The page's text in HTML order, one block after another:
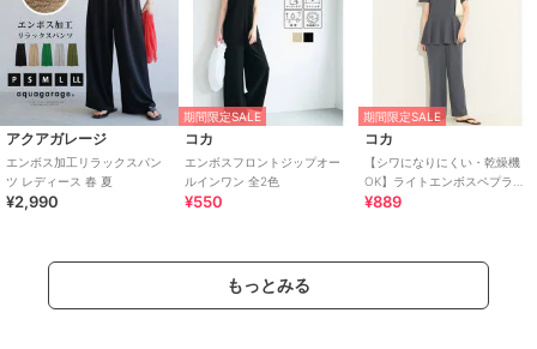
アクアガレージ
エンボス加工リラックスパン
ツ レディース 春 夏
¥2,990
期間限定SALE
コカ
エンボスフロントジップオー
ルインワン 全2色
¥550
期間限定SALE
コカ
【シワになりにくい・乾燥機
OK】ライトエンボスペプラム
オールインワン 全2色
¥889
もっとみる